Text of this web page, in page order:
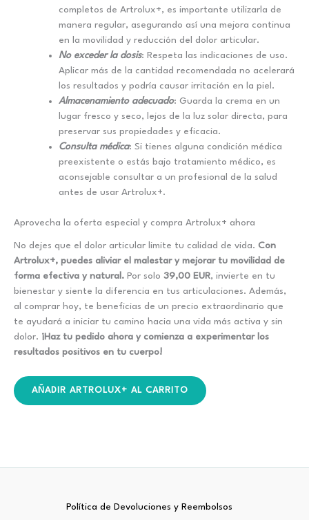
completos de Artrolux+, es importante utilizarla de
manera regular, asegurando así una mejora continua
en la movilidad y reducción del dolor articular.
No exceder la dosis: Respeta las indicaciones de uso.
Aplicar más de la cantidad recomendada no acelerará
los resultados y podría causar irritación en la piel.
Almacenamiento adecuado: Guarda la crema en un
lugar fresco y seco, lejos de la luz solar directa, para
preservar sus propiedades y eficacia.
Consulta médica: Si tienes alguna condición médica
preexistente o estás bajo tratamiento médico, es
aconsejable consultar a un profesional de la salud
antes de usar Artrolux+.
Aprovecha la oferta especial y compra Artrolux+ ahora
No dejes que el dolor articular limite tu calidad de vida. Con
Artrolux+, puedes aliviar el malestar y mejorar tu movilidad de
forma efectiva y natural. Por solo 39,00 EUR, invierte en tu
bienestar y siente la diferencia en tus articulaciones. Además,
al comprar hoy, te beneficias de un precio extraordinario que
te ayudará a iniciar tu camino hacia una vida más activa y sin
dolor. ¡Haz tu pedido ahora y comienza a experimentar los
resultados positivos en tu cuerpo!
AÑADIR ARTROLUX+ AL CARRITO
Política de Devoluciones y Reembolsos